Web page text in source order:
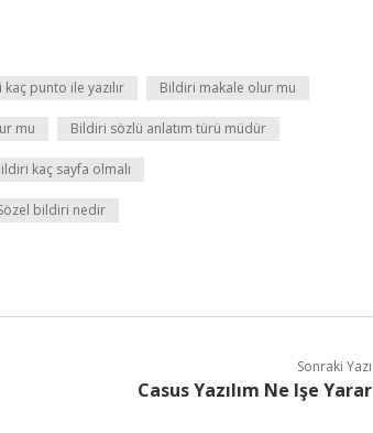
punto ile yazılır Bildiri makale olur mu
mu Bildiri sözlü anlatım türü müdür
kaç sayfa olmalı
bildiri nedir
Sonraki Yazı
Casus Yazılım Ne Işe Yarar